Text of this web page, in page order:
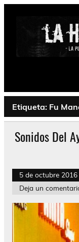
Saltar
Psychedelic,
Etiqueta: Fu
Sonidos Del
5 de octubre 2016
Deja un